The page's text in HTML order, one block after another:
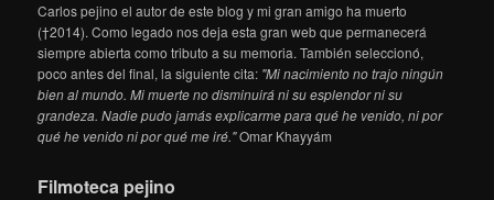
Carlos pejino el autor de este blog y mi gran amigo ha muerto
(†2014). Como legado nos deja esta gran web que permanecerá
siempre abierta como tributo a su memoria. También seleccionó,
poco antes del final, la siguiente cita: "Mi nacimiento no trajo ningún
bien al mundo. Mi muerte no disminuirá ni su esplendor ni su
grandeza. Nadie pudo jamás explicarme para qué he venido, ni por
qué he venido ni por qué me iré."Omar Khayyám
Filmoteca pejino